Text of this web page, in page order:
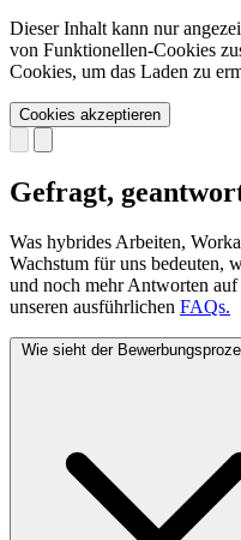
Dieser Inhalt kann nur
von Funktionellen-Cookies
Cookies, um das Laden zu
Cookies akzeptieren
Gefragt,
Was hybrides Arbeiten,
Wachstum für uns bedeuten,
und noch mehr Antworten
unseren ausführlichen FAQs.
Wie sieht der